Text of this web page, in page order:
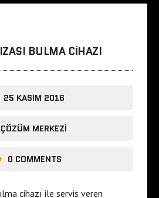
BULMA CIHAZI
25 KASIM 2016
ÇÖZÜM MERKEZI
0 COMMENTS
cihazı ile servis veren